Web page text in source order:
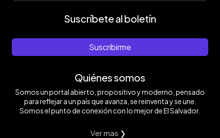
Suscríbete al boletín
Suscribirme
Quiénes somos
Somos un portal abierto, propositivo y moderno, pensado
para reflejar a un país que avanza, se reinventa y se une.
Somos el punto de conexión con lo mejor de El Salvador.
Ver mas ❯